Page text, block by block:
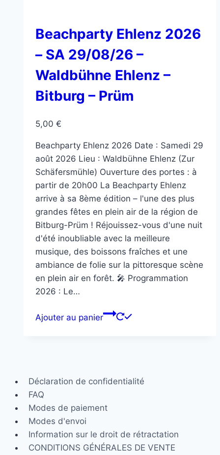
options
être
sur
Beachparty Ehlenz 2026
– SA 29/08/26 –
Waldbühne Ehlenz –
Bitburg – Prüm
5,00 €
Beachparty Ehlenz 2026 Date : Samedi 29
août 2026 Lieu : Waldbühne Ehlenz (Zur
Schäfersmühle) Ouverture des portes : à
partir de 20h00 La Beachparty Ehlenz
arrive à sa 8ème édition – l'une des plus
grandes fêtes en plein air de la région de
Bitburg-Prüm ! Réjouissez-vous d'une nuit
d'été inoubliable avec la meilleure
musique, des boissons fraîches et une
ambiance de folie sur la pittoresque scène
en plein air en forêt. 🎤 Programmation
2026 : Le…
Ajouter au panier
Déclaration de confidentialité
FAQ
Modes de paiement
Modes d'envoi
Information sur le droit de rétractation
CONDITIONS GÉNÉRALES DE VENTE